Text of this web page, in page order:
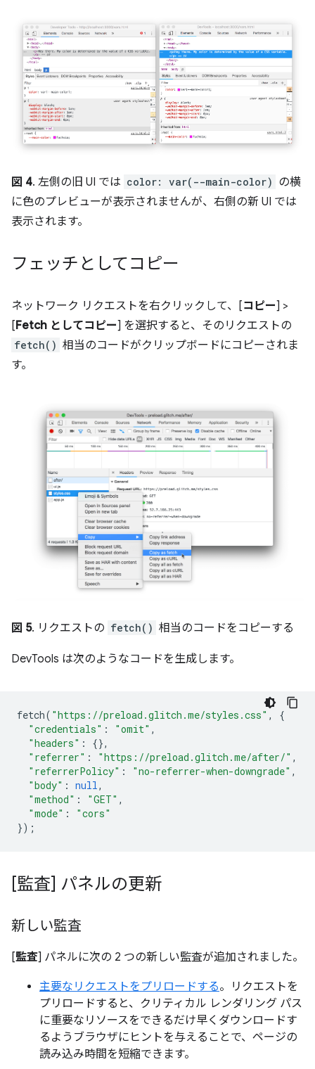
図 4. 左側の旧 UI では color: var(--main-color) の横
に色のプレビューが表示されませんが、右側の新 UI では
表示されます。
フェッチとしてコピー
ネットワーク リクエストを右クリックして、[コピー] >
[Fetch としてコピー] を選択すると、そのリクエストの
fetch() 相当のコードがクリップボードにコピーされま
す。
図 5. リクエストの fetch() 相当のコードをコピーする
DevTools は次のようなコードを生成します。
fetch( "https://preload.glitch.me/styles.css" ,
{
"credentials" : "omit" ,
"headers" :
{},
"referrer" : "https://preload.glitch.me/after/" ,
"referrerPolicy" : "no-referrer-when-downgrade" ,
"body" : null,
"method" : "GET" ,
"mode" :
"cors"
});
[監査] パネルの更新
新しい監査
[監査] パネルに次の 2 つの新しい監査が追加されました。
主要なリクエストをプリロードする。リクエストを
プリロードすると、クリティカル レンダリング パス
に重要なリソースをできるだけ早くダウンロードす
るようブラウザにヒントを与えることで、ページの
読み込み時間を短縮できます。